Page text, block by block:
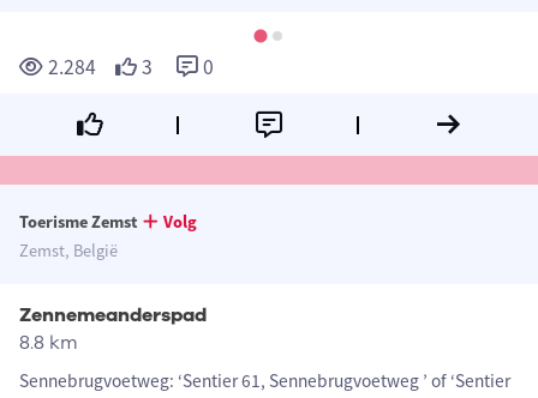
2.284 3 0
Toerisme Zemst
Volg
Zemst, België
Zennemeanderspad
8.8 km
Sennebrugvoetweg: ‘Sentier 61, Sennebrugvoetweg ’ of ‘Sentier